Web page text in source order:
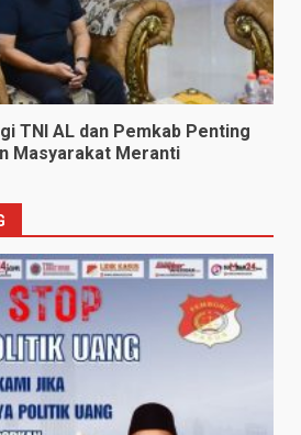
TNI AL dan Pemkab Penting
Masyarakat Meranti